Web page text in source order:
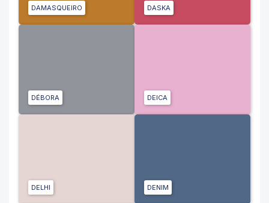
DAMASQUEIRO DASKA
DÉBORA DEICA
DELHI DENIM